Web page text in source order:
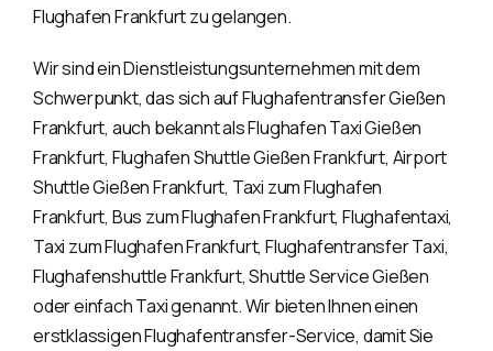
Flughafen Frankfurt zu gelangen.
Wir sind ein Dienstleistungsunternehmen mit dem
Schwerpunkt, das sich auf Flughafentransfer Gießen
Frankfurt, auch bekannt als Flughafen Taxi Gießen
Frankfurt, Flughafen Shuttle Gießen Frankfurt, Airport
Shuttle Gießen Frankfurt, Taxi zum Flughafen
Frankfurt, Bus zum Flughafen Frankfurt, Flughafentaxi,
Taxi zum Flughafen Frankfurt, Flughafentransfer Taxi,
Flughafenshuttle Frankfurt, Shuttle Service Gießen
oder einfach Taxi genannt. Wir bieten Ihnen einen
erstklassigen Flughafentransfer-Service, damit Sie